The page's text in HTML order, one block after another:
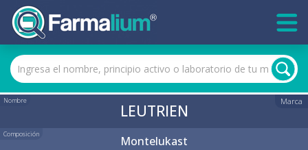
Nombre Marca
LEUTRIEN
Composición Montelukast